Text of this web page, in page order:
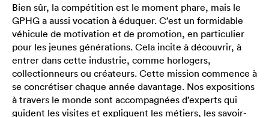
Bien sûr, la compétition est le moment phare, mais le
GPHG a aussi vocation à éduquer. C’est un formidable
véhicule de motivation et de promotion, en particulier
pour les jeunes générations. Cela incite à découvrir, à
entrer dans cette industrie, comme horlogers,
collectionneurs ou créateurs. Cette mission commence à
se concrétiser chaque année davantage. Nos expositions
à travers le monde sont accompagnées d’experts qui
guident les visites et expliquent les métiers, les savoir-